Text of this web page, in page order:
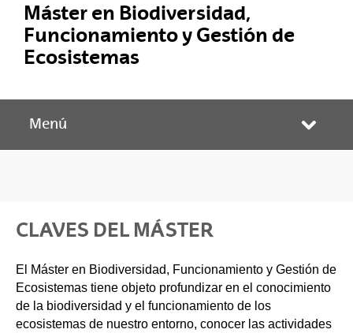
Máster en Biodiversidad,
Funcionamiento y Gestión de
Ecosistemas
Menú
CLAVES DEL MÁSTER
El Máster en Biodiversidad, Funcionamiento y Gestión de
Ecosistemas tiene objeto profundizar en el conocimiento
de la biodiversidad y el funcionamiento de los
ecosistemas de nuestro entorno, conocer las actividades